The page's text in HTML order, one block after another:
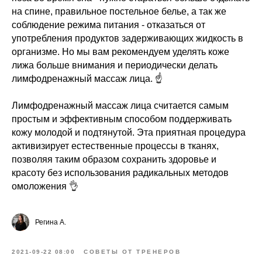
на спине, правильное постельное белье, а так же
соблюдение режима питания - отказаться от
употребления продуктов задерживающих жидкость в
организме. Но мы вам рекомендуем уделять коже
лижа больше внимания и периодически делать
лимфодренажный массаж лица. ☝️
Лимфодренажный массаж лица считается самым
простым и эффективным способом поддерживать
кожу молодой и подтянутой. Эта приятная процедура
активизирует естественные процессы в тканях,
позволяя таким образом сохранить здоровье и
красоту без использования радикальных методов
омоложения 👌
Регина А.
2021-09-22 08:00 СОВЕТЫ ОТ ТРЕНЕРОВ